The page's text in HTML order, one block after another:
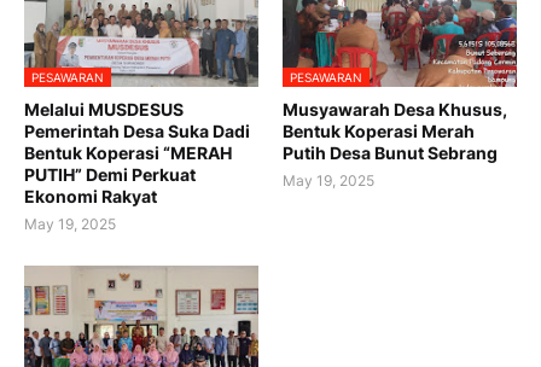
PESAWARAN
Melalui MUSDESUS
Pemerintah Desa Suka Dadi
Bentuk Koperasi “MERAH
PUTIH” Demi Perkuat
Ekonomi Rakyat
May 19, 2025
PESAWARAN
Musyawarah Desa Khusus,
Bentuk Koperasi Merah
Putih Desa Bunut Sebrang
May 19, 2025